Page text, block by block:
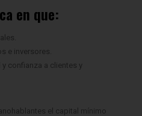
en que:
e inversores.
confianza a clientes y
el capital mínimo